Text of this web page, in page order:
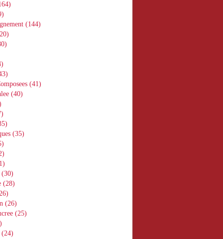
(144)
(41)
(40)
(35)
(30)
(28)
(26)
(25)
(24)